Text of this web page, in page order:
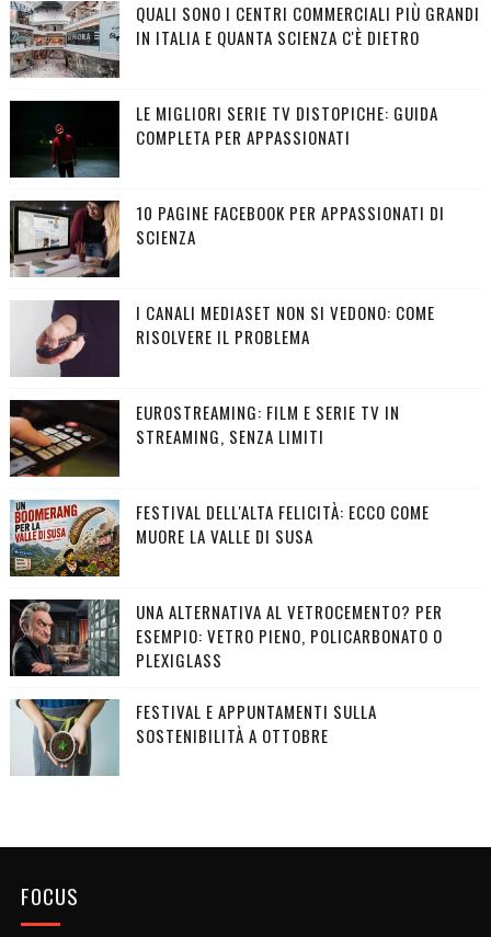
QUALI SONO I CENTRI COMMERCIALI PIÙ GRANDI
IN ITALIA E QUANTA SCIENZA C'È DIETRO
LE MIGLIORI SERIE TV DISTOPICHE: GUIDA
COMPLETA PER APPASSIONATI
10 PAGINE FACEBOOK PER APPASSIONATI DI
SCIENZA
I CANALI MEDIASET NON SI VEDONO: COME
RISOLVERE IL PROBLEMA
EUROSTREAMING: FILM E SERIE TV IN
STREAMING, SENZA LIMITI
FESTIVAL DELL'ALTA FELICITÀ: ECCO COME
MUORE LA VALLE DI SUSA
UNA ALTERNATIVA AL VETROCEMENTO? PER
ESEMPIO: VETRO PIENO, POLICARBONATO O
PLEXIGLASS
FESTIVAL E APPUNTAMENTI SULLA
SOSTENIBILITÀ A OTTOBRE
FOCUS